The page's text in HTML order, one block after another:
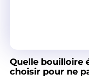
Quelle bouilloire
choisir pour ne